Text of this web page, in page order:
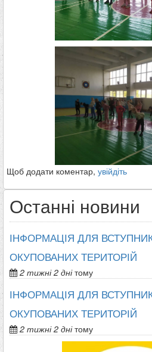
Щоб додати коментар, увійдіть
Останні новини
ІНФОРМАЦІЯ ДЛЯ
ОКУПОВАНИХ ТЕРИТОРІЙ
2 тижні 2 днітому
ІНФОРМАЦІЯ ДЛЯ
ОКУПОВАНИХ ТЕРИТОРІЙ
2 тижні 2 днітому